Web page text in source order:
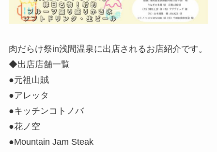
肉だらけ祭in浅間温泉に出店されるお店紹介です。
◆出店店舗一覧
●元祖山賊
●アレッタ
●キッチンコトノバ
●花ノ空
●Mountain Jam Steak